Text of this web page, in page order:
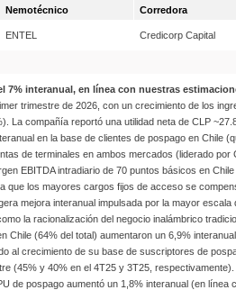
Nemotécnico
Corredora
ENTEL Credicorp Capital
7% interanual, en línea con nuestras
trimestre de 2026, con un crecimiento de los
La compañía reportó una utilidad neta de CLP
en la base de clientes de pospago en
de terminales en ambos mercados (liderado
EBITDA intradiario de 70 puntos básicos en
que los mayores cargos fijos de acceso se
mejora interanual impulsada por la mayor
la racionalización del negocio inalámbrico
Chile (64% del total) aumentaron un 6,9%
al crecimiento de su base de suscriptores de
(45% y 40% en el 4T25 y 3T25,
de pospago aumentó un 1,8% interanual (en